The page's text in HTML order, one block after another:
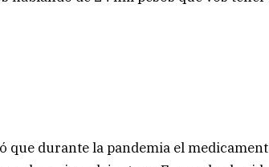
que durante la pandemia el